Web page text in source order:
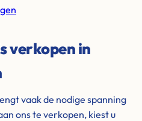
verkopen in
vaak de nodige spanning
ons te verkopen, kiest u